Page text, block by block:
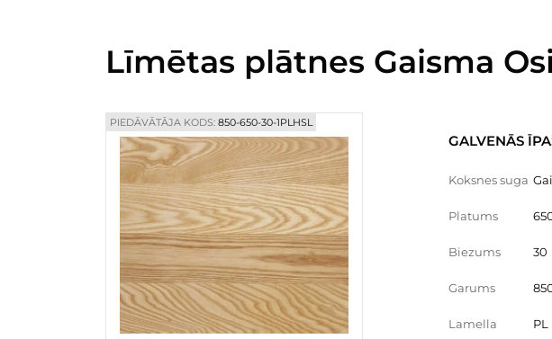
Līmētas plātnes Gaisma
PIEDĀVĀTĀJA KODS: 850-650-30-1PLHSL
GALVENĀS
Koksnes suga
Platums
Biezums 30
Garums
Lamella PL